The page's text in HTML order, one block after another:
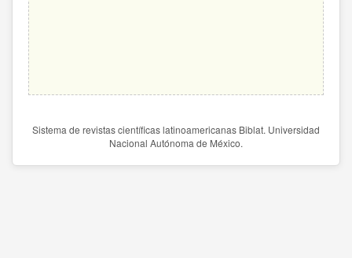
Sistema de revistas científicas latinoamericanas Biblat. Universidad
Nacional Autónoma de México.